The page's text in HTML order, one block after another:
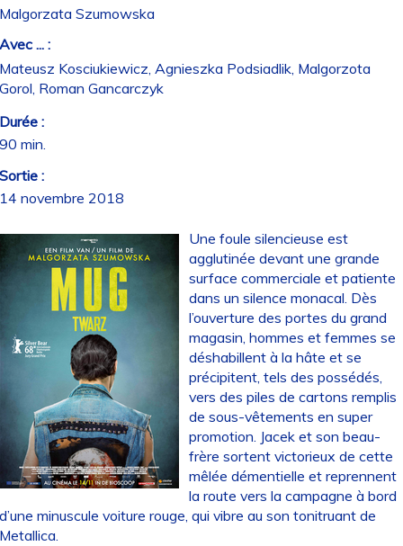
Szumowska
... :
Kosciukiewicz, Agnieszka Podsiadlik, Malgorzota
Roman Gancarczyk
:
min.
:
novembre 2018
Une foule silencieuse est
agglutinée devant une grande
surface commerciale et patiente
dans un silence monacal. Dès
l’ouverture des portes du grand
magasin, hommes et femmes se
déshabillent à la hâte et se
précipitent, tels des possédés,
vers des piles de cartons remplis
de sous-vêtements en super
promotion. Jacek et son beau-
frère sortent victorieux de cette
mêlée démentielle et reprennent
la route vers la campagne à bord
minuscule voiture rouge, qui vibre au son tonitruant de